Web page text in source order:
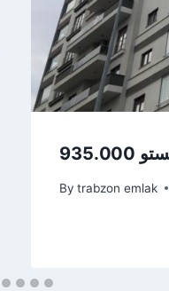
By trabzon emlak